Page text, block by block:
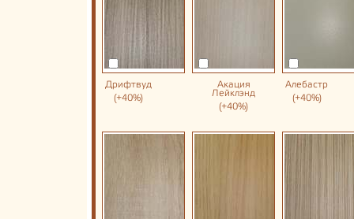
Дрифтвуд
(+40%)
Акация
Лейклэнд
(+40%)
Алебастр
(+40%)